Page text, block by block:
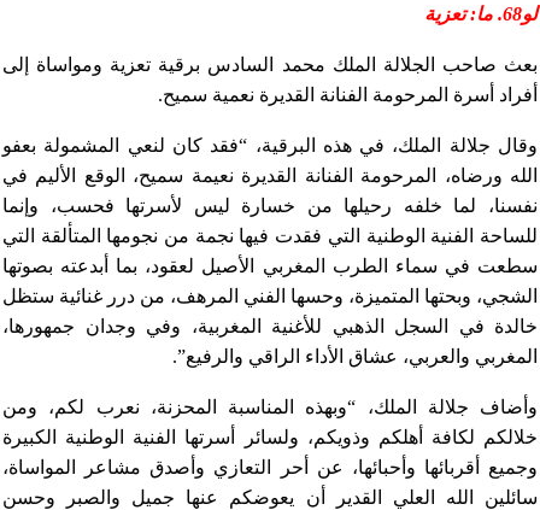
لو68. ما: تعزية
بعث صاحب الجلالة الملك محمد السادس برقية تعزية ومواساة إلى
أفراد أسرة المرحومة الفنانة القديرة نعمية سميح.
وقال جلالة الملك، في هذه البرقية، “فقد كان لنعي المشمولة بعفو
الله ورضاه، المرحومة الفنانة القديرة نعيمة سميح، الوقع الأليم في
نفسنا، لما خلفه رحيلها من خسارة ليس لأسرتها فحسب، وإنما
للساحة الفنية الوطنية التي فقدت فيها نجمة من نجومها المتألقة التي
سطعت في سماء الطرب المغربي الأصيل لعقود، بما أبدعته بصوتها
الشجي، وبحتها المتميزة، وحسها الفني المرهف، من درر غنائية ستظل
خالدة في السجل الذهبي للأغنية المغربية، وفي وجدان جمهورها،
المغربي والعربي، عشاق الأداء الراقي والرفيع”.
وأضاف جلالة الملك، “وبهذه المناسبة المحزنة، نعرب لكم، ومن
خلالكم لكافة أهلكم وذويكم، ولسائر أسرتها الفنية الوطنية الكبيرة
وجميع أقربائها وأحبائها، عن أحر التعازي وأصدق مشاعر المواساة،
سائلين الله العلي القدير أن يعوضكم عنها جميل والصبر وحسن